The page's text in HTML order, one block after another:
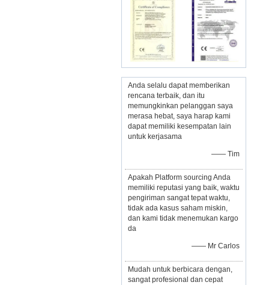
Anda selalu dapat memberikan
rencana terbaik, dan itu
memungkinkan pelanggan saya
merasa hebat, saya harap kami
dapat memiliki kesempatan lain
untuk kerjasama
—— Tim
Apakah Platform sourcing Anda
memiliki reputasi yang baik, waktu
pengiriman sangat tepat waktu,
tidak ada kasus saham miskin,
dan kami tidak menemukan kargo
da
—— Mr Carlos
Mudah untuk berbicara dengan,
sangat profesional dan cepat